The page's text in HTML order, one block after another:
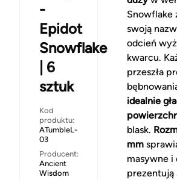
-
Epidot
Snowflake
| 6
sztuk
Kod
produktu:
ATumbleL-
03
Producent:
Ancient
Wisdom
Snowflake
swoją
odcień
kwarcu.
przeszła
idealnie
blask.
mm
masywne i
prezentują